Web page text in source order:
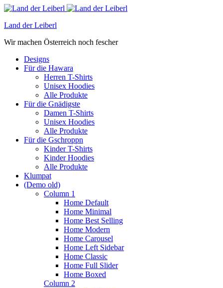
Land der Leiberl
Wir machen Österreich noch fescher
Designs
Für die Hawara
Herren T-Shirts
Unisex Hoodies
Alle Produkte
Für die Gnädigste
Damen T-Shirts
Unisex Hoodies
Alle Produkte
Für die Gschroppn
Kinder T-Shirts
Kinder Hoodies
Alle Produkte
Klumpat
(Demo old)
Column 1
Home Default
Home Minimal
Home Best Selling
Home Modern
Home Carousel
Home Left Sidebar
Home Classic
Home Full Slider
Home Boxed
Column 2